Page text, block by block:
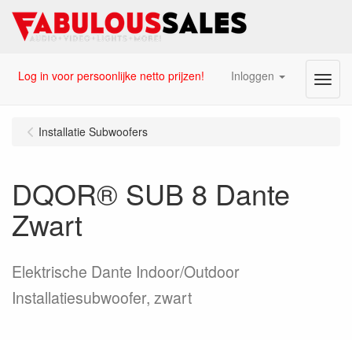
Log in voor persoonlijke netto prijzen! Inloggen Menu
Installatie Subwoofers
DQOR® SUB 8 Dante
Zwart
Elektrische Dante Indoor/Outdoor
Installatiesubwoofer, zwart